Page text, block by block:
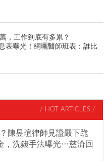
，工作到底有多累？
表曝光！網曬醫師班表：誰比
/ HOT ARTICLES /
陳昱瑄律師見證嚴下跪
，洗錢手法曝光…慈濟回